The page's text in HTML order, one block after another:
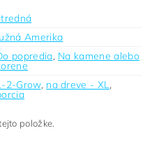
Amerika
popredia, Na kamene alebo
2-Grow, na dreve - XL,
položke.